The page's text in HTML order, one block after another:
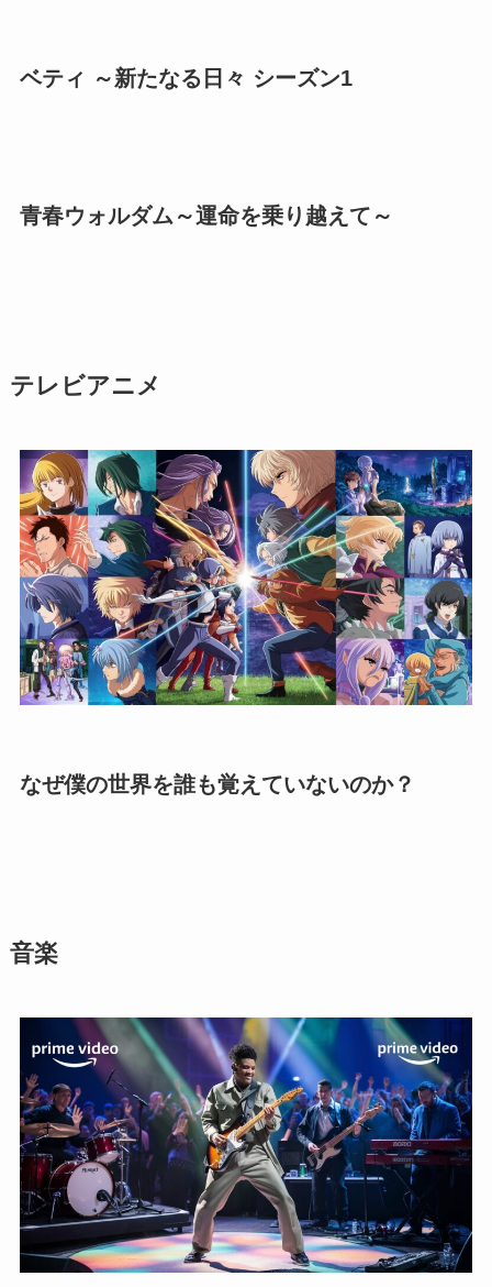
ベティ ～新たなる日々 シーズン1
青春ウォルダム～運命を乗り越えて～
テレビアニメ
なぜ僕の世界を誰も覚えていないのか？
音楽